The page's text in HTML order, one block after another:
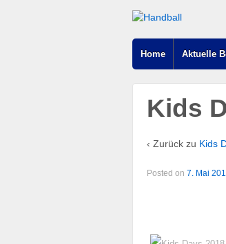
Home Aktuelle
Kids
‹ Zurück zu Kids
Posted on 7. Mai